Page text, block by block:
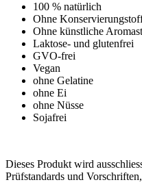
100 % natürlich
Ohne
Ohne künstliche
Laktose- und glutenfrei
GVO-frei
Vegan
ohne Gelatine
ohne Ei
ohne Nüsse
Sojafrei
Dieses Produkt wird
Prüfstandards und